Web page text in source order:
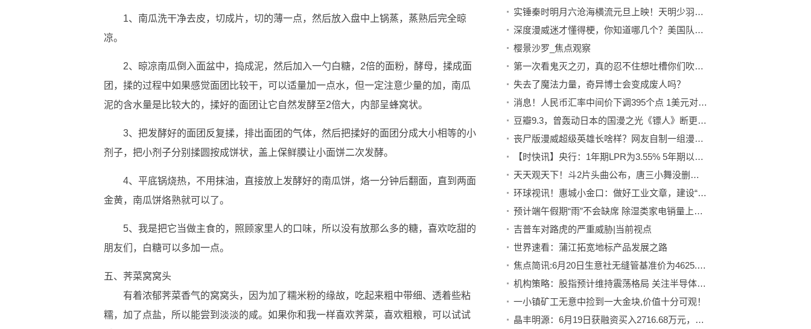
1、南瓜洗干净去皮，切成片，切的薄一点，然后放入盘中上锅蒸，蒸熟后完全晾
凉。
2、晾凉南瓜倒入面盆中，捣成泥，然后加入一勺白糖，2倍的面粉，酵母，揉成面
团，揉的过程中如果感觉面团比较干，可以适量加一点水，但一定注意少量的加，南瓜
泥的含水量是比较大的，揉好的面团让它自然发酵至2倍大，内部呈蜂窝状。
3、把发酵好的面团反复揉，排出面团的气体，然后把揉好的面团分成大小相等的小
剂子，把小剂子分别揉圆按成饼状，盖上保鲜膜让小面饼二次发酵。
4、平底锅烧热，不用抹油，直接放上发酵好的南瓜饼，烙一分钟后翻面，直到两面
金黄，南瓜饼烙熟就可以了。
5、我是把它当做主食的，照顾家里人的口味，所以没有放那么多的糖，喜欢吃甜的
朋友们，白糖可以多加一点。
五、荠菜窝窝头
有着浓郁荠菜香气的窝窝头，因为加了糯米粉的缘故，吃起来粗中带细、透着些粘
糯，加了点盐，所以能尝到淡淡的咸。如果你和我一样喜欢荠菜，喜欢粗粮，可以试试
实锤秦时明月六沧海横流元旦上映！天明少羽反目成仇从此路人？-世界观天下
深度漫威迷才懂得梗，你知道哪几个？美国队长原来有三个人！
樱景沙罗_焦点观察
第一次看鬼灭之刃，真的忍不住想吐槽你们吹烂的这个动漫，真的对我这种剧情党看着很难
失去了魔法力量，奇异博士会变成废人吗？
消息！人民币汇率中间价下调395个点 1美元对人民币7.1596元
豆瓣9.3，曾轰动日本的国漫之光《镖人》断更2年后王炸回归
丧尸版漫威超级英雄长啥样？网友自制一组漫画图
【时快讯】央行：1年期LPR为3.55% 5年期以上LPR为4.2%
天天观天下！斗2片头曲公布，唐三小舞没删，前两集内容确定，霍雨浩模型优化
环球视讯！惠城小金口：做好工业文章，建设“一核两带三区”
预计端午假期“雨”不会缺席 除湿类家电销量上升 天天快看
吉普车对路虎的严重威胁|当前视点
世界速看：蒲江拓宽地标产品发展之路
焦点简讯:6月20日生意社无缝管基准价为4625.00元/吨
机构策略：股指预计维持震荡格局 关注半导体、计算机设备等板块|热点聚焦
一小镇矿工无意中捡到一大金块,价值十分可观！
晶丰明源：6月19日获融资买入2716.68万元，占当日流入资金比例21.35%_全球观焦点